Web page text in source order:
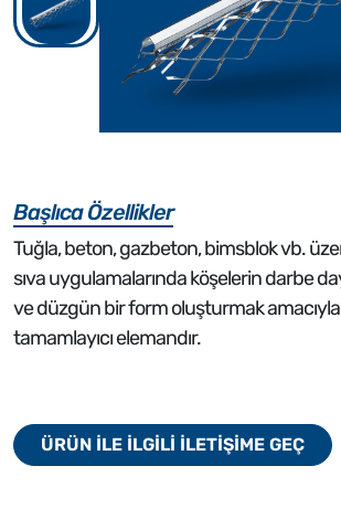
Başlıca Özellikler
Tuğla, beton, gazbeton, bimsblok vb.
sıva uygulamalarında köşelerin darbe
ve düzgün bir form oluşturmak amacıyla
tamamlayıcı elemandır.
ÜRÜN İLE İLGİLİ İLETİŞİME GEÇ